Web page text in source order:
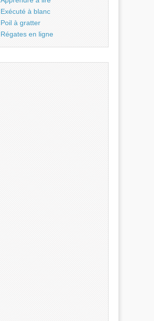
Exécuté à blanc
Poil à gratter
Régates en ligne